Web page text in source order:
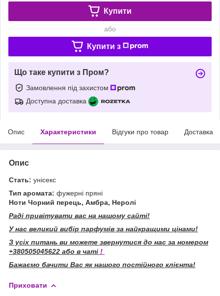
Купити
або
Купити з
Що таке купити з Пром?
Замовлення під захистом
Доступна доставка
Опис Характеристики Відгуки про товар Доставка
Опис
Стать: унісекс
Тип аромата: фужерні пряні
Ноти Чорний перець, Амбра, Неролі
Раді привітувати вас на нашому сайті!
У нас великий вибір парфумів за найкращими цінами!
З усіх питань ви можете звернутися до нас за номером
+380505045622 або в чаті !
Бажаємо бачити Вас як нашого постійного клієнта!
Приховати